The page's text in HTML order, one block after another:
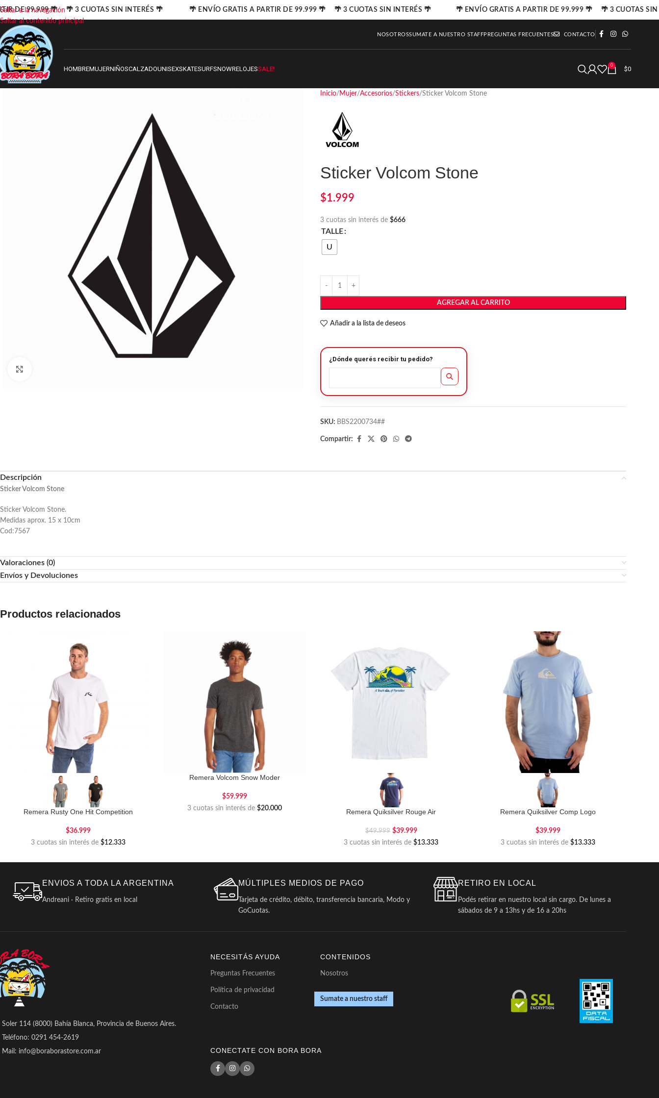
Saltar a la navegación
Saltar al contenido principal
NOSOTROSSUMATE A NUESTRO STAFFPREGUNTAS FRECUENTES CONTACTO
HOMBREMUJERNIÑOSCALZADOUNISEXSKATESURFSNOWRELOJESSALE! 0 $0
Inicio Mujer Accesorios Stickers Sticker Volcom Stone
Sticker Volcom Stone
$1.999
3 cuotas sin interés de$666
TALLE
U
AGREGAR AL CARRITO
Añadir a la lista de deseos
¿Dónde querés recibir tu pedido?
SKU: BBS2200734##
Compartir:
Descripción
Sticker Volcom Stone
Sticker Volcom Stone.
Medidas aprox. 15 x 10cm
Cod:7567
Valoraciones (0)
Envíos y Devoluciones
Productos relacionados
Remera Rusty One Hit Competition
$36.999
3 cuotas sin interés de$12.333
Remera Volcom Snow Moder
$59.999
3 cuotas sin interés de$20.000 Remera Quiksilver Rouge Air
$49.999 $39.999
3 cuotas sin interés de$13.333
Remera Quiksilver Comp Logo
$39.999
3 cuotas sin interés de $13.333
ENVIOS A TODA LA ARGENTINA
Andreani · Retiro gratis en local
MÚLTIPLES MEDIOS DE PAGO
Tarjeta de crédito, débito, transferencia bancaria, Modo y
GoCuotas.
RETIRO EN LOCAL
Podés retirar en nuestro local sin cargo. De lunes a
sábados de 9 a 13hs y de 16 a 20hs
Soler 114 (8000) Bahía Blanca, Provincia de Buenos Aires.
Teléfono: 0291 454-2619
Mail: info@boraborastore.com.ar
NECESITÁS AYUDA
Preguntas Frecuentes
Política de privacidad
Contacto
CONTENIDOS
Nosotros
Sumate a nuestro staff
CONECTATE CON BORA BORA
DE 99.999 🌴 🌴 3 CUOTAS SIN INTERÉS 🌴 🌴 ENVÍO GRATIS A PARTIR DE 99.999 🌴 🌴 3 CUOTAS SIN INTERÉS 🌴 🌴 ENVÍO GRATIS A PARTIR DE 99.999 🌴 🌴 3 CUOTAS SIN